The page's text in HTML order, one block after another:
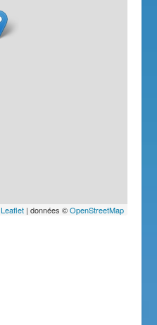
Leaflet| données ©OpenStreetMap